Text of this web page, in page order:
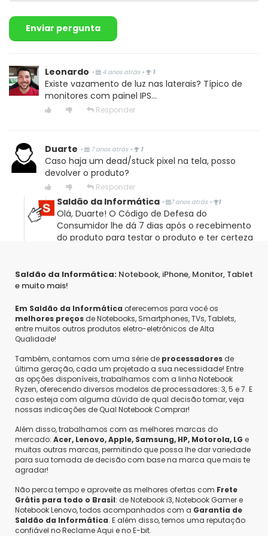
Thiago M.
Compra Verificada
Muito bom, sem riscos/problemas, em ótimo estado.
Sim, recomendaria este produto a um amigo
Compra Verificada
•7 anos atrás
fitas de proteção nas áreas sujeitas a riscos. Nenhum
dano ou arranhão foi encontrado. Para uma avaliação
páginas em inglês oferecem informações mais
completas. Uma única dificuldade encontrada no início
foi a utilização da conexão Display Port que não se
Consegui fazê-las funcionar ligando o cabo DP e o HDMI
ao mesmo tempo para fazer as atualizações de
software necessárias.
2 0 Compartilhar...
Maicon M.
Enviar pergunta
Leonardo • 4 anos atrás • 1
Existe vazamento de luz nas laterais? Típico de
monitores com painel IPS...
Responder
Duarte • 7 anos atrás • 1
Caso haja um dead/stuck pixel na tela, posso
devolver o produto?
Responder
Saldão da Informática • 7 anos atrás • 1
Olá, Duarte! O Código de Defesa do
Consumidor lhe dá 7 dias após o recebimento
do produto para testar o produto e ter certeza
dinheiro e do produto neste prazo. Além disso,
a garantia de nossos produtos é de 3 meses.
teria foto real do produto?
Responder
Saldão da Informática • 7 anos atrás• 1
Olá, Jonatas Brito! Não temos fotos reais, pois
os produtos ficam embalados no setor logístico
já para serem enviados. O produto está de
acordo com sua certificação descrita. O
estado estético do produto dependerá da
certificação escolhida. O produto OURO tem
produto PRATA possui mínimos riscos quase
imperceptíveis e o produto BRONZE é similar a
um produto de mostruário, que fica com riscos
mais aparentes em sua carcaça. Todos os
Saldão da Informática: Notebook, iPhone, Monitor, Tablet
e muito mais!
Em Saldão da Informática oferecemos para você os
melhores preços de Notebooks, Smartphones, TVs, Tablets,
entre muitos outros produtos eletro-eletrônicos de Alta
Qualidade!
Também, contamos com uma série de processadores de
última geração, cada um projetado a sua necessidade! Entre
as opções disponíveis, trabalhamos com a linha Notebook
Ryzen, oferecendo diversos modelos de processadores: 3, 5 e 7. E
caso esteja com alguma dúvida de qual decisão tomar, veja
nossas indicações de Qual Notebook Comprar!
Além disso, trabalhamos com as melhores marcas do
mercado: Acer, Lenovo, Apple, Samsung, HP, Motorola, LG e
muitas outras marcas, permitindo que possa lhe dar variedade
para sua tomada de decisão com base na marca que mais te
agradar!
Não perca tempo e aproveite as melhores ofertas com Frete
Grátis para todo o Brasil: de Notebook i3, Notebook Gamer e
Notebook Lenovo, todos acompanhados com a Garantia de
Saldão da Informática. E além disso, temos uma reputação
confiável no Reclame Aqui e no E-bit.